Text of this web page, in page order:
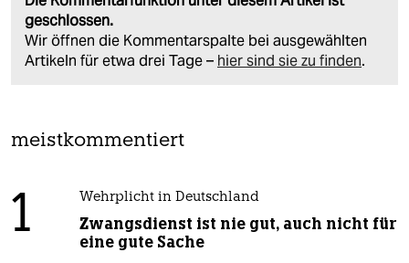
geschlossen.
Wir öffnen die Kommentarspalte bei ausgewählten
Artikeln für etwa drei Tage – hier sind sie zu finden.
meistkommentiert
1 Wehrplicht in Deutschland
Zwangsdienst ist nie gut, auch nicht für
eine gute Sache